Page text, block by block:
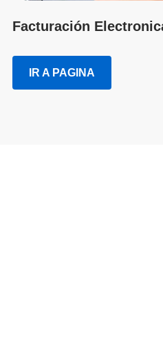
Facturación
IR A PAGINA